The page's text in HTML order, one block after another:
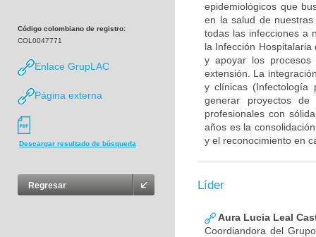
Código colombiano de registro:
COL0047771
Enlace GrupLAC
Página externa
Descargar resultado de búsqueda
Regresar
epidemiológicos que
en la salud de
todas las infecciones a
la Infección
y apoyar los
extensión. La
y clínicas (Infectología
generar proyectos
profesionales con
años es la
y el reconocimiento en
Líder
Aura Lucia Leal
Coordiandora del